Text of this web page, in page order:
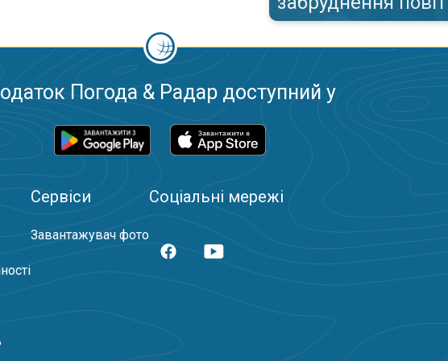
Погода & Радар доступний у
Сервіси
Завантажувач фото
Соціальні мережі